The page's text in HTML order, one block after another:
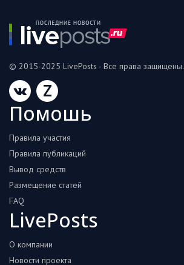
© 2015-2025 LivePosts - Все права защищены.
Z
Помошь
Правила участия
Правила публикаций
Вывод средств
Размещение статей
FAQ
LivePosts
О компании
Новости проекта